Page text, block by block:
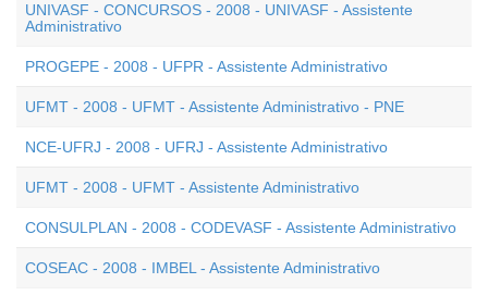
UNIVASF - CONCURSOS - 2008 - UNIVASF - Assistente
Administrativo
PROGEPE - 2008 - UFPR - Assistente Administrativo
UFMT - 2008 - UFMT - Assistente Administrativo - PNE
NCE-UFRJ - 2008 - UFRJ - Assistente Administrativo
UFMT - 2008 - UFMT - Assistente Administrativo
CONSULPLAN - 2008 - CODEVASF - Assistente Administrativo
COSEAC - 2008 - IMBEL - Assistente Administrativo